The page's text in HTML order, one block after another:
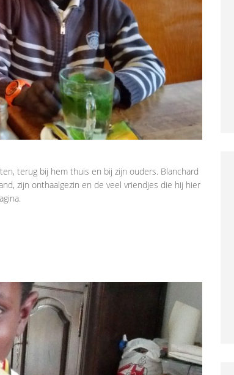
terug bij hem thuis en bij zijn ouders. Blanchard
zijn onthaalgezin en de veel vriendjes die hij hier